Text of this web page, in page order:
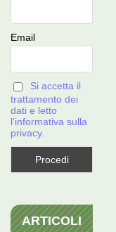
Email
Si accetta il
trattamento dei
dati e letto
l'informativa sulla
privacy.
ARTICOLI